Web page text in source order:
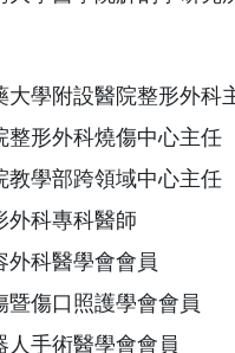
大學附設醫院整形外科
整形外科燒傷中心主任
教學部跨領域中心主任
外科專科醫師
外科醫學會會員
暨傷口照護學會會員
人手術醫學會會員